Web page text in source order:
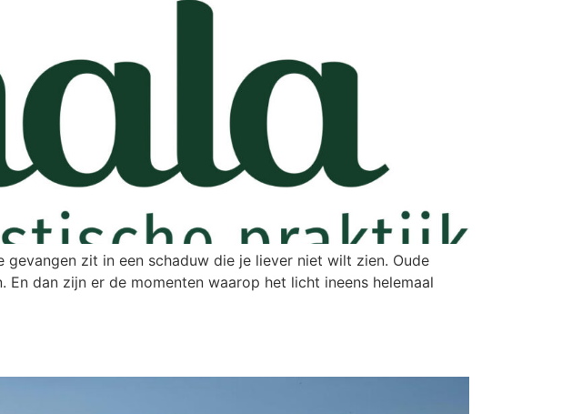
zit in een schaduw die je liever niet wilt zien. Oude
dan zijn er de momenten waarop het licht ineens helemaal